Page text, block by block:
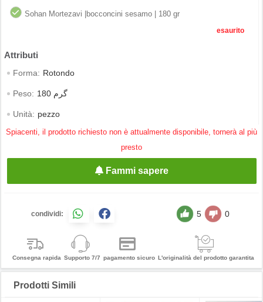
Sohan Mortezavi |bocconcini sesamo | 180 gr
esaurito
Forma: Rotondo
Peso: 180 گرم
Unità: pezzo
Spiacenti, il prodotto richiesto non è attualmente disponibile, tornerà al più
presto
Fammi sapere
condividi: 5 0
Consegna rapida Supporto 7/7 pagamento sicuro L'originalità del prodotto garantita
Prodotti Simili